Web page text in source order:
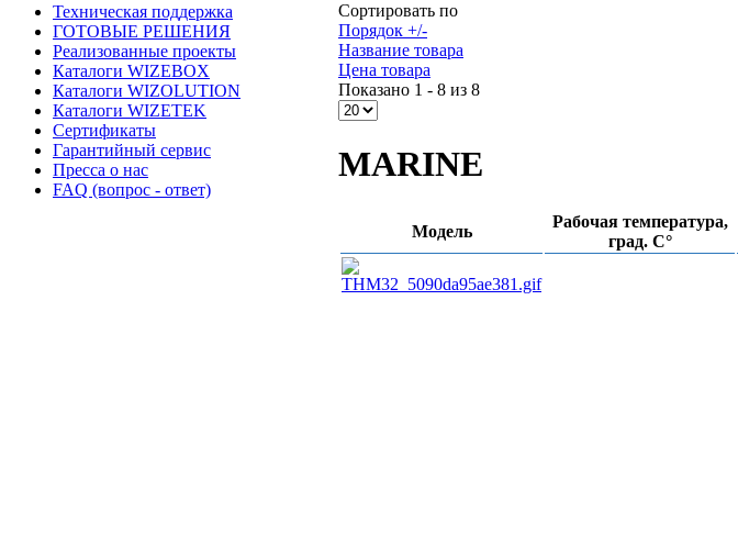
Техническая поддержка
ГОТОВЫЕ РЕШЕНИЯ
Реализованные проекты
Каталоги WIZEBOX
Каталоги WIZOLUTION
Каталоги WIZETEK
Сертификаты
Гарантийный сервис
Пресса о нас
FAQ (вопрос - ответ)
Сортировать по
Порядок +/-
Название товара
Цена товара
Показано 1 - 8 из 8
MARINE
Модель
Рабочая температура,
град. С°